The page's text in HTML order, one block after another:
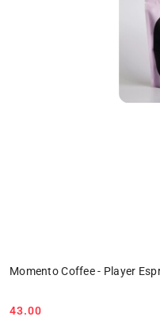
Momento Coffee - Player
Cena:
43.00